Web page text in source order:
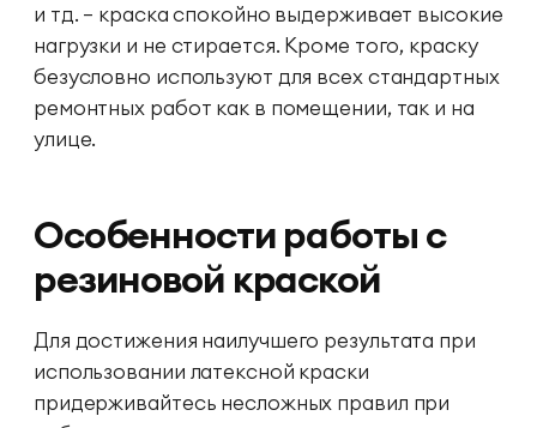
и тд. — краска спокойно выдерживает высокие
нагрузки и не стирается. Кроме того, краску
безусловно используют для всех стандартных
ремонтных работ как в помещении, так и на
улице.
Особенности работы с
резиновой краской
Для достижения наилучшего результата при
использовании латексной краски
придерживайтесь несложных правил при